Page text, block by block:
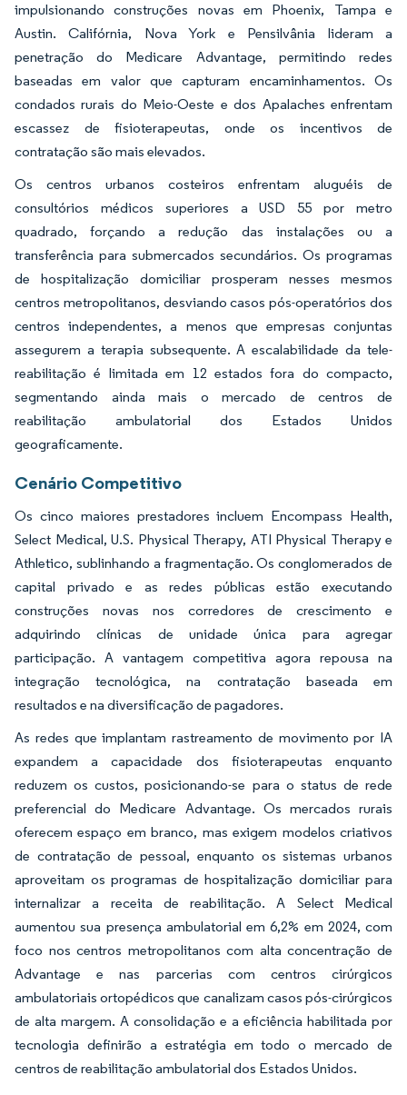
impulsionando construções novas em Phoenix, Tampa e
Austin. Califórnia, Nova York e Pensilvânia lideram a
penetração do Medicare Advantage, permitindo redes
baseadas em valor que capturam encaminhamentos. Os
condados rurais do Meio-Oeste e dos Apalaches enfrentam
escassez de fisioterapeutas, onde os incentivos de
contratação são mais elevados.
Os centros urbanos costeiros enfrentam aluguéis de
consultórios médicos superiores a USD 55 por metro
quadrado, forçando a redução das instalações ou a
transferência para submercados secundários. Os programas
de hospitalização domiciliar prosperam nesses mesmos
centros metropolitanos, desviando casos pós-operatórios dos
centros independentes, a menos que empresas conjuntas
assegurem a terapia subsequente. A escalabilidade da tele-
reabilitação é limitada em 12 estados fora do compacto,
segmentando ainda mais o mercado de centros de
reabilitação ambulatorial dos Estados Unidos
geograficamente.
Cenário Competitivo
Os cinco maiores prestadores incluem Encompass Health,
Select Medical, U.S. Physical Therapy, ATI Physical Therapy e
Athletico, sublinhando a fragmentação. Os conglomerados de
capital privado e as redes públicas estão executando
construções novas nos corredores de crescimento e
adquirindo clínicas de unidade única para agregar
participação. A vantagem competitiva agora repousa na
integração tecnológica, na contratação baseada em
resultados e na diversificação de pagadores.
As redes que implantam rastreamento de movimento por IA
expandem a capacidade dos fisioterapeutas enquanto
reduzem os custos, posicionando-se para o status de rede
preferencial do Medicare Advantage. Os mercados rurais
oferecem espaço em branco, mas exigem modelos criativos
de contratação de pessoal, enquanto os sistemas urbanos
aproveitam os programas de hospitalização domiciliar para
internalizar a receita de reabilitação. A Select Medical
aumentou sua presença ambulatorial em 6,2% em 2024, com
foco nos centros metropolitanos com alta concentração de
Advantage e nas parcerias com centros cirúrgicos
ambulatoriais ortopédicos que canalizam casos pós-cirúrgicos
de alta margem. A consolidação e a eficiência habilitada por
tecnologia definirão a estratégia em todo o mercado de
centros de reabilitação ambulatorial dos Estados Unidos.